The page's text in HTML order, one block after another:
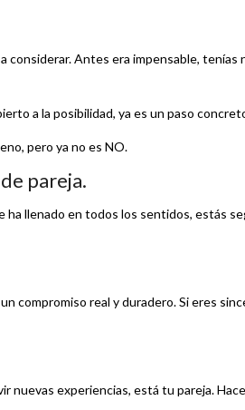
considerar. Antes era impensable, tenías
a la posibilidad, ya es un paso
pero ya no es NO.
pareja.
ha llenado en todos los sentidos, estás
compromiso real y duradero. Si eres
nuevas experiencias, está tu pareja.